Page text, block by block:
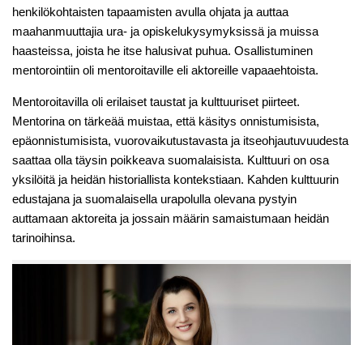
henkilökohtaisten tapaamisten avulla ohjata ja auttaa
maahanmuuttajia ura- ja opiskelukysymyksissä ja muissa
haasteissa, joista he itse halusivat puhua. Osallistuminen
mentorointiin oli mentoroitaville eli aktoreille vapaaehtoista.
Mentoroitavilla oli erilaiset taustat ja kulttuuriset piirteet.
Mentorina on tärkeää muistaa, että käsitys onnistumisista,
epäonnistumisista, vuorovaikutustavasta ja itseohjautuvuudesta
saattaa olla täysin poikkeava suomalaisista. Kulttuuri on osa
yksilöitä ja heidän historiallista kontekstiaan. Kahden kulttuurin
edustajana ja suomalaisella urapolulla olevana pystyin
auttamaan aktoreita ja jossain määrin samaistumaan heidän
tarinoihinsa.